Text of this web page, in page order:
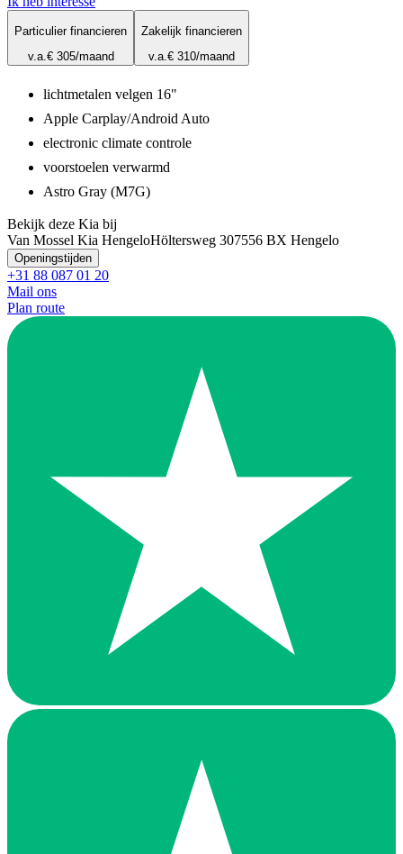
Particulier financieren
v.a.€ 305/maand
Zakelijk financieren
v.a.€ 310/maand
lichtmetalen velgen 16"
Apple Carplay/Android Auto
electronic climate controle
voorstoelen verwarmd
Astro Gray (M7G)
Bekijk deze Kia bij
Van Mossel Kia HengeloHöltersweg 307556 BX Hengelo
Openingstijden
+31 88 087 01 20
Mail ons
Plan route